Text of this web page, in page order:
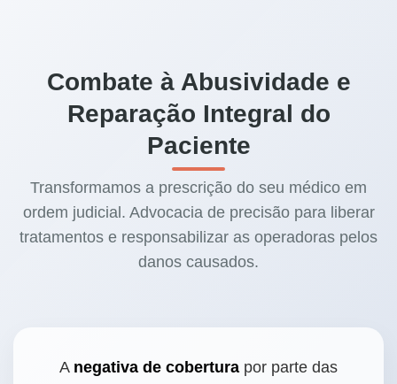
Combate à Abusividade e
Reparação Integral do
Paciente
Transformamos a prescrição do seu médico em
ordem judicial. Advocacia de precisão para liberar
tratamentos e responsabilizar as operadoras pelos
danos causados.
A negativa de coberturapor parte das